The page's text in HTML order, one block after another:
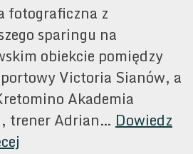
fotograficzna z
sparingu na
obiekcie pomiędzy
Victoria Sianów, a
Akademia
trener Adrian… Dowiedz